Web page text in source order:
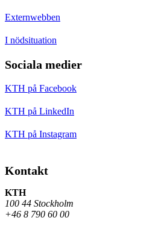
Externwebben
I nödsituation
Sociala medier
KTH på Facebook
KTH på LinkedIn
KTH på Instagram
Kontakt
KTH
100 44 Stockholm
+46 8 790 60 00